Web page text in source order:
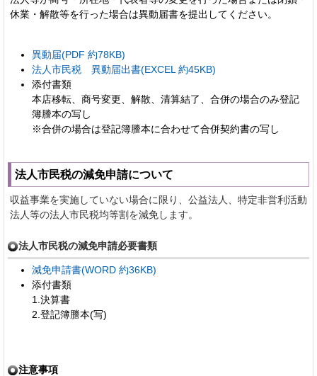
休業・解散等を行った場合は異動届書を提出してください。
異動届(PDF 約78KB)
法人市民税 異動届出書(EXCEL 約45KB)
添付書類
本店移転、商号変更、解散、清算結了、合併の場合のみ登記
簿謄本の写し
※合併の場合は登記簿謄本に合わせて合併契約書の写し
法人市民税の減免申請について
収益事業を実施していない場合に限り、公益法人、特定非営利活動
法人等の法人市民税均等割を減免します。
法人市民税の減免申請必要書類
減免申請書(WORD 約36KB)
添付書類
1.決算書
2.登記簿謄本(写)
注意事項